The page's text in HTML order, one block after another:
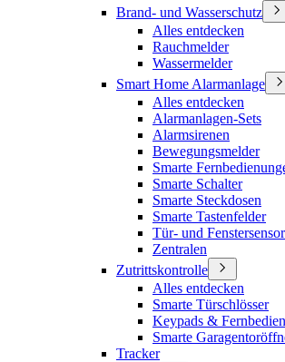
Brand- und Wasserschutz
Alles entdecken
Rauchmelder
Wassermelder
Smart Home Alarmanlage
Alles entdecken
Alarmanlagen-Sets
Alarmsirenen
Bewegungsmelder
Smarte
Smarte Schalter
Smarte Steckdosen
Smarte Tastenfelder
Tür- und
Zentralen
Zutrittskontrolle
Alles entdecken
Smarte Türschlösser
Keypads &
Smarte
Tracker